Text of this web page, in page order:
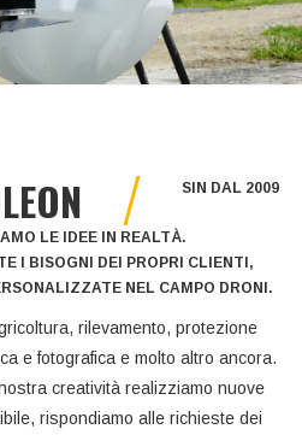
SIN DAL 2009
LE IDEE IN REALTÀ.
I BISOGNI DEI PROPRI CLIENTI,
NEL CAMPO DRONI.
rilevamento, protezione
e fotografica e molto altro ancora.
creatività realizziamo nuove
rispondiamo alle richieste dei